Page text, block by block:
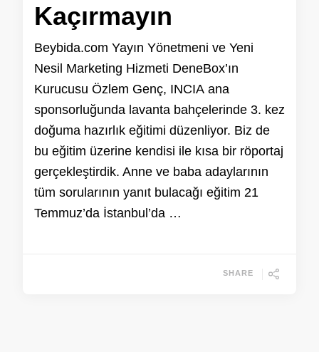
Kaçırmayın
Beybida.com Yayın Yönetmeni ve Yeni
Nesil Marketing Hizmeti DeneBox’ın
Kurucusu Özlem Genç, INCIA ana
sponsorluğunda lavanta bahçelerinde 3. kez
doğuma hazırlık eğitimi düzenliyor. Biz de
bu eğitim üzerine kendisi ile kısa bir röportaj
gerçekleştirdik. Anne ve baba adaylarının
tüm sorularının yanıt bulacağı eğitim 21
Temmuz’da İstanbul’da …
SHARE